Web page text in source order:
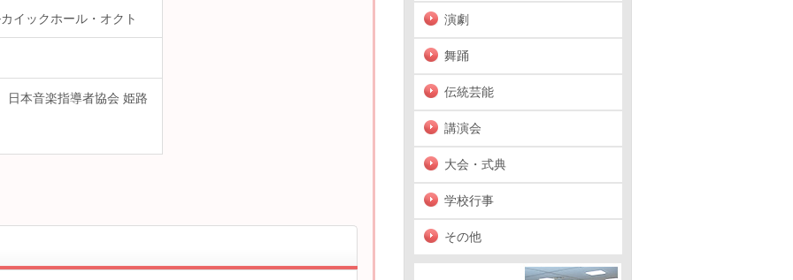
イックホール・オクト
本音楽指導者協会 姫路
演劇
舞踊
伝統芸能
講演会
大会・式典
学校行事
その他